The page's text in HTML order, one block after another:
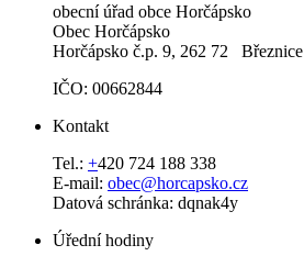
obecní úřad obce Horčápsko
Obec Horčápsko
Horčápsko č.p. 9, 262 72 Březnice
IČO: 00662844
Kontakt
Tel.: +420 724 188 338
E-mail: obec@horcapsko.cz
Datová schránka: dqnak4y
Úřední hodiny